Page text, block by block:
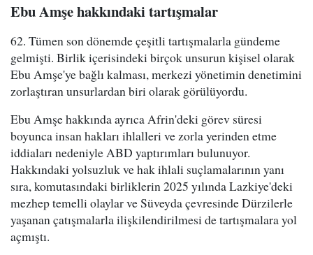
Ebu Amşe hakkındaki tartışmalar
62. Tümen son dönemde çeşitli tartışmalarla gündeme
gelmişti. Birlik içerisindeki birçok unsurun kişisel olarak
Ebu Amşe'ye bağlı kalması, merkezi yönetimin denetimini
zorlaştıran unsurlardan biri olarak görülüyordu.
Ebu Amşe hakkında ayrıca Afrin'deki görev süresi
boyunca insan hakları ihlalleri ve zorla yerinden etme
iddiaları nedeniyle ABD yaptırımları bulunuyor.
Hakkındaki yolsuzluk ve hak ihlali suçlamalarının yanı
sıra, komutasındaki birliklerin 2025 yılında Lazkiye'deki
mezhep temelli olaylar ve Süveyda çevresinde Dürzilerle
yaşanan çatışmalarla ilişkilendirilmesi de tartışmalara yol
açmıştı.